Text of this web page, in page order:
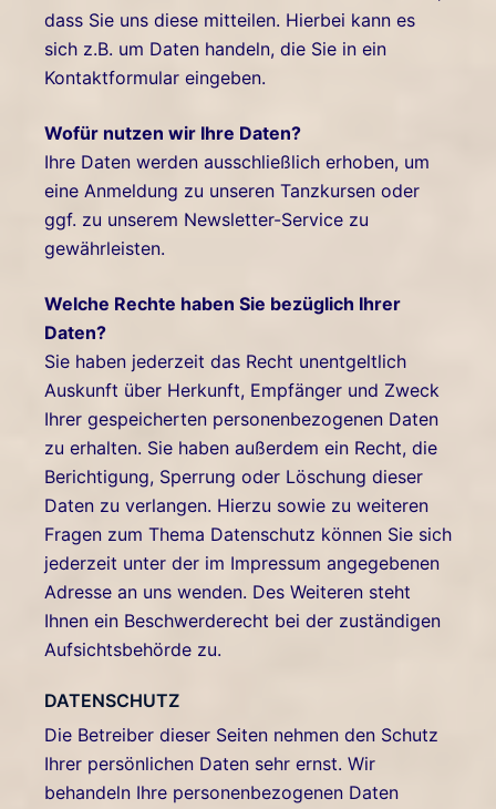
dass Sie uns diese mitteilen. Hierbei kann es
sich z.B. um Daten handeln, die Sie in ein
Kontaktformular eingeben.
Wofür nutzen wir Ihre Daten?
Ihre Daten werden ausschließlich erhoben, um
eine Anmeldung zu unseren Tanzkursen oder
ggf. zu unserem Newsletter-Service zu
gewährleisten.
Welche Rechte haben Sie bezüglich Ihrer
Daten?
Sie haben jederzeit das Recht unentgeltlich
Auskunft über Herkunft, Empfänger und Zweck
Ihrer gespeicherten personenbezogenen Daten
zu erhalten. Sie haben außerdem ein Recht, die
Berichtigung, Sperrung oder Löschung dieser
Daten zu verlangen. Hierzu sowie zu weiteren
Fragen zum Thema Datenschutz können Sie sich
jederzeit unter der im Impressum angegebenen
Adresse an uns wenden. Des Weiteren steht
Ihnen ein Beschwerderecht bei der zuständigen
Aufsichtsbehörde zu.
DATENSCHUTZ
Die Betreiber dieser Seiten nehmen den Schutz
Ihrer persönlichen Daten sehr ernst. Wir
behandeln Ihre personenbezogenen Daten